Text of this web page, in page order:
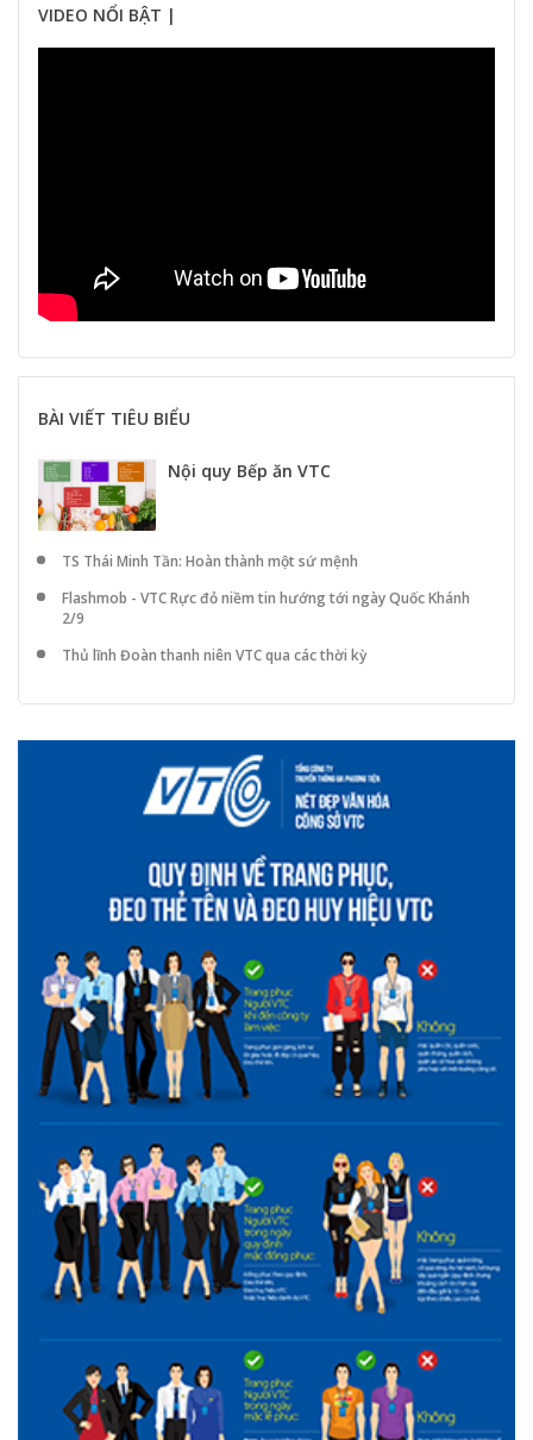
VIDEO NỔI BẬT |
BÀI VIẾT TIÊU BIỂU
Nội quy Bếp ăn VTC
TS Thái Minh Tần: Hoàn thành một sứ mệnh
Flashmob - VTC Rực đỏ niềm tin hướng tới ngày Quốc Khánh
2/9
Thủ lĩnh Đoàn thanh niên VTC qua các thời kỳ